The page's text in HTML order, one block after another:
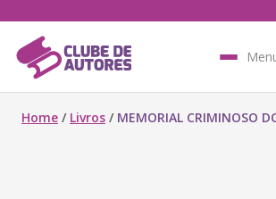
Home / Livros / MEMORIAL CRIMINOSO